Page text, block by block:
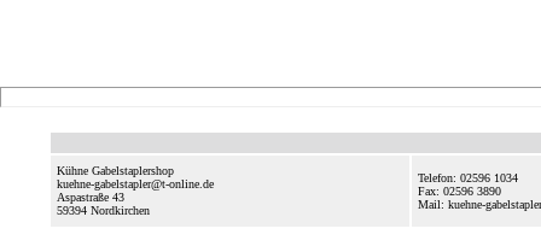
Kühne Gabelstaplershop
kuehne-gabelstapler@t-online.de
Aspastraße 43
59394 Nordkirchen
Telefon: 02596 1034
Fax: 02596 3890
Mail: kuehne-